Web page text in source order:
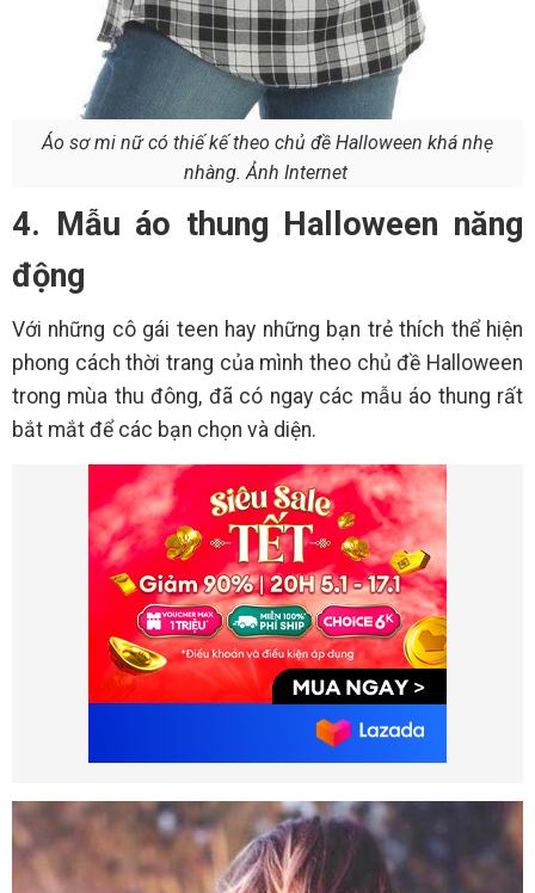
Áo sơ mi nữ có thiế kế theo chủ đề Halloween khá nhẹ
nhàng. Ảnh Internet
4. Mẫu áo thung Halloween năng
động
Với những cô gái teen hay những bạn trẻ thích thể hiện
phong cách thời trang của mình theo chủ đề Halloween
trong mùa thu đông, đã có ngay các mẫu áo thung rất
bắt mắt để các bạn chọn và diện.